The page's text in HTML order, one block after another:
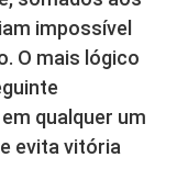
impossível
O mais lógico
qualquer um
evita vitória